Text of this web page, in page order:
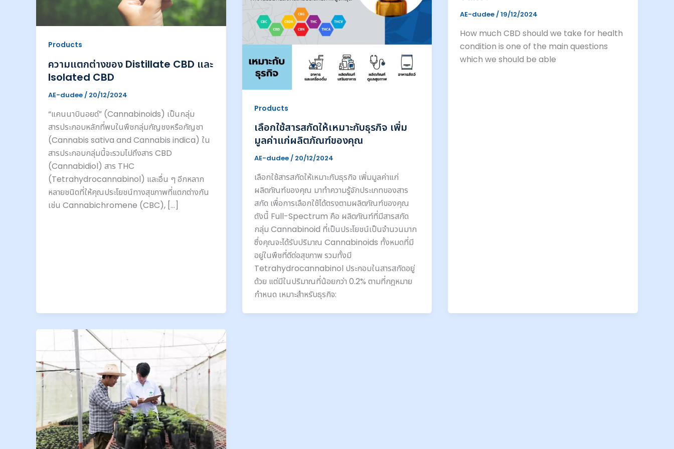
Products
ความแตกต่างของ Distillate CBD และ
Isolated CBD
AE-dudee/ 20/12/2024
“แคนนาบินอยด์” (Cannabinoids) เป็นกลุ่ม
สารประกอบหลักที่พบในพืชกลุ่มกัญชงหรือกัญชา
(Cannabis sativa and Cannabis indica) ใน
สารประกอบกลุ่มนี้จะรวมไปถึงสาร CBD
(Cannabidiol) สาร THC
(Tetrahydrocannabinol) และอื่น ๆ อีกหลาก
หลายชนิดที่ให้คุณประโยชน์ทางสุขภาพที่แตกต่างกัน
เช่น Cannabichromene (CBC), […]
Products
เลือกใช้สารสกัดให้เหมาะกับธุรกิจ เพิ่ม
มูลค่าแก่ผลิตภัณฑ์ของคุณ
AE-dudee/ 20/12/2024
เลือกใช้สารสกัดให้เหมาะกับธุรกิจ เพิ่มมูลค่าแก่
ผลิตภัณฑ์ของคุณ มาทำความรู้จักประเภทของสาร
สกัด เพื่อการเลือกใช้ได้ตรงตามผลิตภัณฑ์ของคุณ
ดังนี้ Full-Spectrum คือ ผลิตภัณฑ์ที่มีสารสกัด
กลุ่ม Cannabinoid ที่เป็นประโยชน์เป็นจำนวนมาก
ซึ่งคุณจะได้รับปริมาณ Cannabinoids ทั้งหมดที่มี
อยู่ในพืชที่ดีต่อสุขภาพ รวมทั้งมี
Tetrahydrocannabinol ประกอบในสารสกัดอยู่
ด้วย แต่มีในปริมาณที่น้อยกว่า 0.2% ตามที่กฎหมาย
กำหนด เหมาะสำหรับธุรกิจ:
AE-dudee/19/12/2024
How much CBD should we take for health
condition is one of the main questions
which we should be able